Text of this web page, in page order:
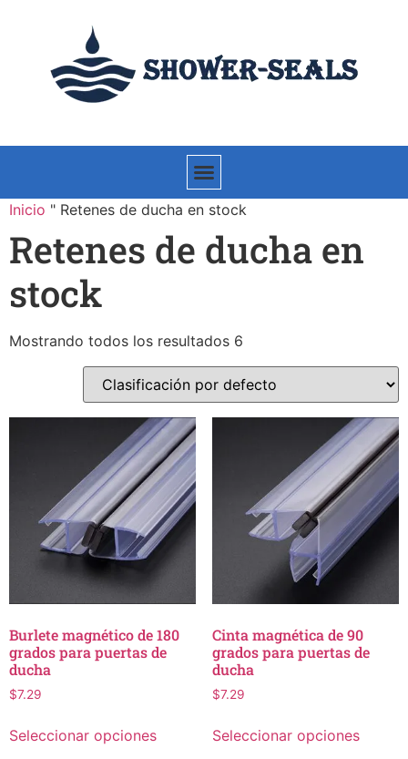
Inicio " Retenes de ducha en stock
Retenes de ducha en
stock
Mostrando todos los resultados 6
Burlete magnético de 180
grados para puertas de
ducha
$7.29
Seleccionar opciones
Cinta magnética de 90
grados para puertas de
ducha
$7.29
Seleccionar opciones